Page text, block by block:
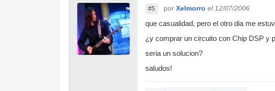
#5 por Xelmorro el 12/07/2006
que casualidad, pero el otro dia me
¿y comprar un circuito con Chip DSP y
seria un solucion?
saludos!